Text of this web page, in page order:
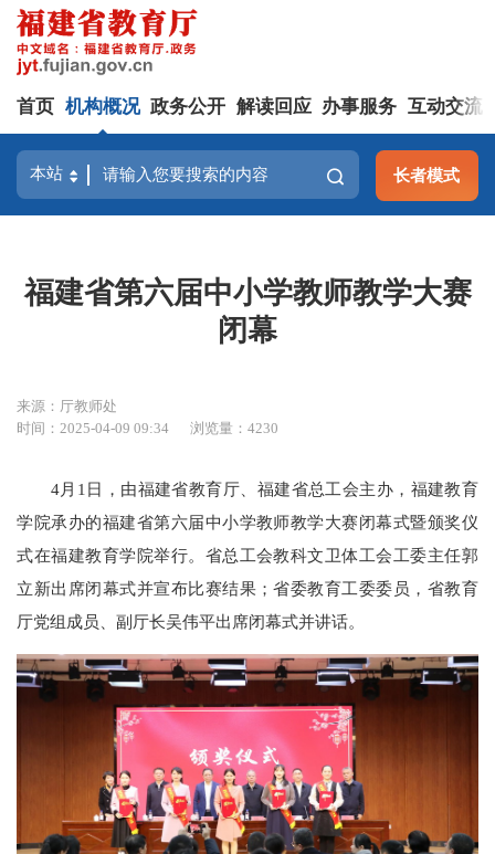
首页 机构概况 政务公开 解读回应 办事服务 互动交流
长者模式
福建省第六届中小学教师教学大赛
闭幕
来源：厅教师处
时间：2025-04-09 09:34
浏览量：4230
4月1日，由福建省教育厅、福建省总工会主办，福建教育
学院承办的福建省第六届中小学教师教学大赛闭幕式暨颁奖仪
式在福建教育学院举行。省总工会教科文卫体工会工委主任郭
立新出席闭幕式并宣布比赛结果；省委教育工委委员，省教育
厅党组成员、副厅长吴伟平出席闭幕式并讲话。